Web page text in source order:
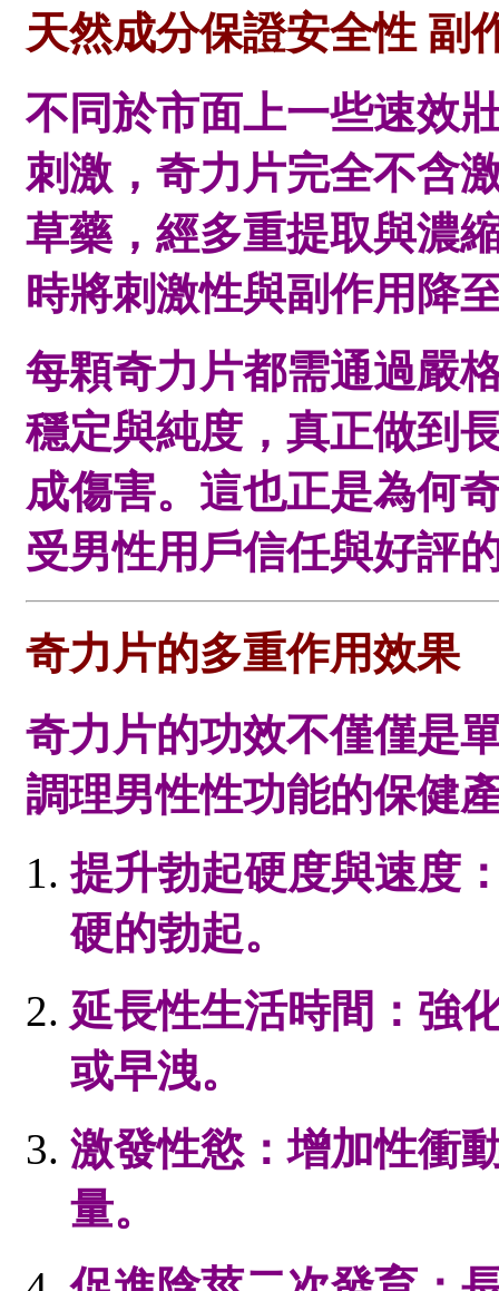
天然成分保證安全性 副
不同於市面上一些速效
刺激，奇力片完全不含
草藥，經多重提取與濃
時將刺激性與副作用降
每顆奇力片都需通過嚴
穩定與純度，真正做到
成傷害。這也正是為何
受男性用戶信任與好評
奇力片的多重作用效果
奇力片的功效不僅僅是
調理男性性功能的保健
提升勃起硬度與速度
硬的勃起。
延長性生活時間：強
或早洩。
激發性慾：增加性衝
量。